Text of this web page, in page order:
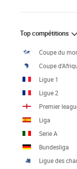
Top compétitions
Coupe du
Coupe
Ligue 1
Ligue 2
Premier
Liga
Serie A
Bundesliga
Ligue des